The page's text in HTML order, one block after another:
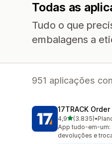
Todas as
Tudo o que
embalagens a
951 aplicações
17TRACK
4,9de 5 estrelas
(3.835)
3835 total de•
App tudo-em-um:
devoluções e